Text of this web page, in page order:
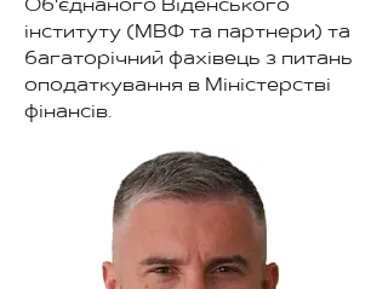
Об'єднаного Віденського
інституту (МВФ та партнери) та
багаторічний фахівець з питань
оподаткування в Міністерстві
фінансів.